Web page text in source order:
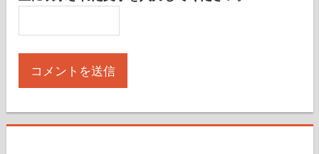
上に表示された文字を入力してください。